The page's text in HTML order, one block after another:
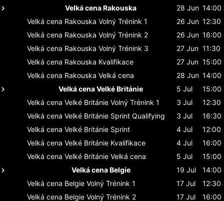
Velká cena Rakouska
28 Jun 14:00
Velká cena Rakouska Volný Trénink 1 26 Jun 12:30
Velká cena Rakouska Volný Trénink 2 26 Jun 16:00
Velká cena Rakouska Volný Trénink 3 27 Jun 11:30
Velká cena Rakouska Kvalifikace 27 Jun 15:00
Velká cena Rakouska Velká cena 28 Jun 14:00
Velká cena Velké Británie
5 Jul
15:00
Velká cena Velké Británie Volný Trénink 1 3 Jul
12:30
Velká cena Velké Británie Sprint Qualifying 3 Jul
16:30
Velká cena Velké Británie Sprint 4 Jul
12:00
Velká cena Velké Británie Kvalifikace 4 Jul
16:00
Velká cena Velké Británie Velká cena 5 Jul
15:00
Velká cena Belgie
19 Jul
14:00
Velká cena Belgie Volný Trénink 1 17 Jul
12:30
Velká cena Belgie Volný Trénink 2 17 Jul 16:00